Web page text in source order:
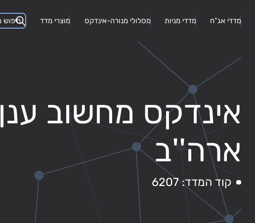
מדדי אג”ח מדדי מניות מסלולי מנורה-אינדקס מוצרי מדד
אינדקס מחשוב ענן
ארה''ב
קוד המדד: 6207